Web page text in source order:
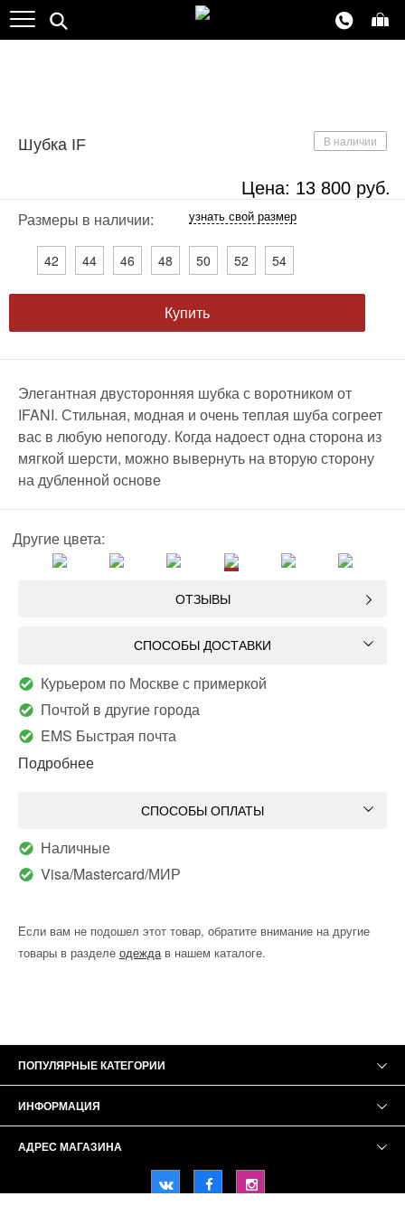
В наличии
Шубка IF
Цена: 13 800 руб.
Размеры в наличии:
42 44 46 48 50 52 54
узнать свой размер
Купить
Элегантная двусторонняя шубка с воротником от
IFANI. Стильная, модная и очень теплая шуба согреет
вас в любую непогоду. Когда надоест одна сторона из
мягкой шерсти, можно вывернуть на вторую сторону
на дубленной основе
Другие цвета:
ОТЗЫВЫ
СПОСОБЫ ДОСТАВКИ
Курьером по Москве с примеркой
Почтой в другие города
EMS Быстрая почта
Подробнее
СПОСОБЫ ОПЛАТЫ
Наличные
Visa/Mastercard/МИР
Если вам не подошел этот товар, обратите внимание на другие
товары в разделе одеждав нашем каталоге.
ПОПУЛЯРНЫЕ КАТЕГОРИИ
ИНФОРМАЦИЯ
АДРЕС МАГАЗИНА